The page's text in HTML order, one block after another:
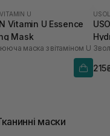
VITAMIN U
Vitamin U Essence
Mask
маска з вітаміном U шт
маски